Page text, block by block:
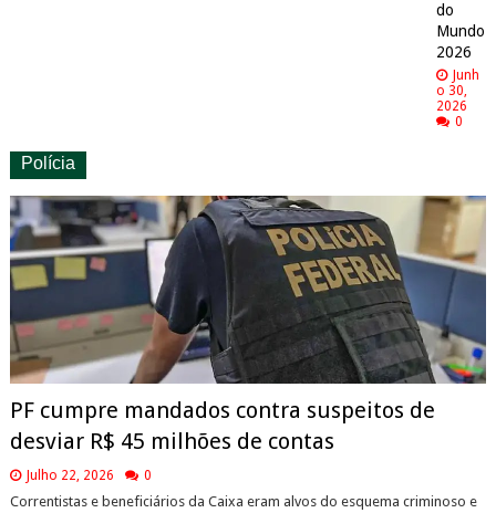
do
Mundo
2026
Junh
o 30,
2026
0
Polícia
PF cumpre mandados contra suspeitos de
desviar R$ 45 milhões de contas
Julho 22, 2026 0
Correntistas e beneficiários da Caixa eram alvos do esquema criminoso e